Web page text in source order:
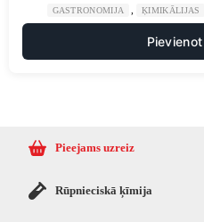
GASTRONOMIJA ĶIMIKĀLIJAS
Pieejams uzreiz
Rūpnieciskā ķīmija